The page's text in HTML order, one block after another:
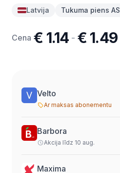
Latvija Tukuma piens AS
Cena € 1.14 - € 1.49
Velto
Ar maksas abonementu
Barbora
Akcija līdz 10 aug.
Maxima